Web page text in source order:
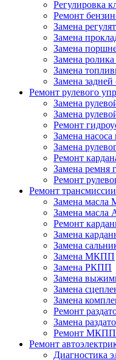
Регулировка
Ремонт
Замена
Замена
Замена
Замена
Замена
Замена
Ремонт рулевого
Замена
Замена
Ремонт
Замена насоса
Замена
Ремонт
Замена ремня
Ремонт
Ремонт трансмиссии
Замена
Замена
Ремонт
Замена
Замена
Замена МКПП
Замена РКПП
Замена
Замена
Замена
Ремонт
Замена
Ремонт МКПП
Ремонт
Диагностика